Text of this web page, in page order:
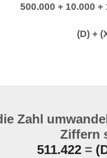
500.000 + 10.000 +
(D) +
Zahl
Ziffern
511.422 =